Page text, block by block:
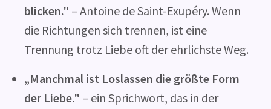
blicken." – Antoine de Saint-Exupéry. Wenn
die Richtungen sich trennen, ist eine
Trennung trotz Liebe oft der ehrlichste Weg.
„Manchmal ist Loslassen die größte Form
der Liebe." – ein Sprichwort, das in der